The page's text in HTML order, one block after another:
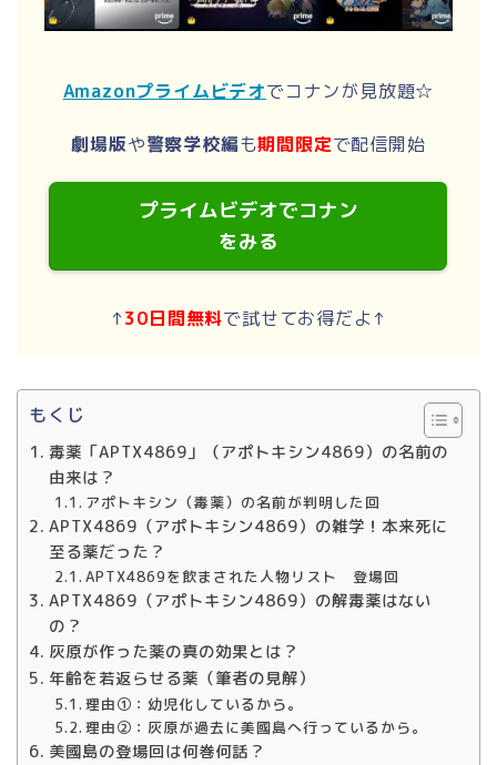
Amazonプライムビデオでコナンが見放題☆
劇場版や警察学校編も期間限定で配信開始
プライムビデオでコナン
をみる
↑30日間無料で試せてお得だよ↑
もくじ
毒薬「APTX4869」（アポトキシン4869）の名前の
由来は？
アポトキシン（毒薬）の名前が判明した回
APTX4869（アポトキシン4869）の雑学！本来死に
至る薬だった？
APTX4869を飲まされた人物リスト 登場回
APTX4869（アポトキシン4869）の解毒薬はない
の？
灰原が作った薬の真の効果とは？
年齢を若返らせる薬（筆者の見解）
理由①：幼児化しているから。
理由②：灰原が過去に美國島へ行っているから。
美國島の登場回は何巻何話？